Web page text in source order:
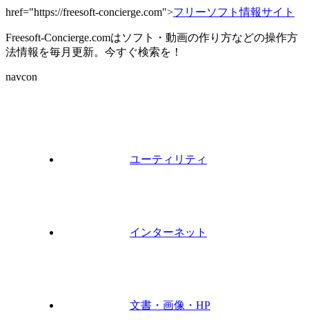
href="https://freesoft-concierge.com">フリーソフト情報サイト
Freesoft-Concierge.comはソフト・動画の作り方などの操作方
法情報を毎月更新。今すぐ検索を！
navcon
ユーティリティ
インターネット
文書・画像・HP